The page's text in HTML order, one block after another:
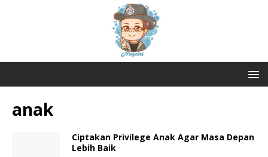
anak
Ciptakan Privilege Anak Agar Masa Depan
Lebih Baik